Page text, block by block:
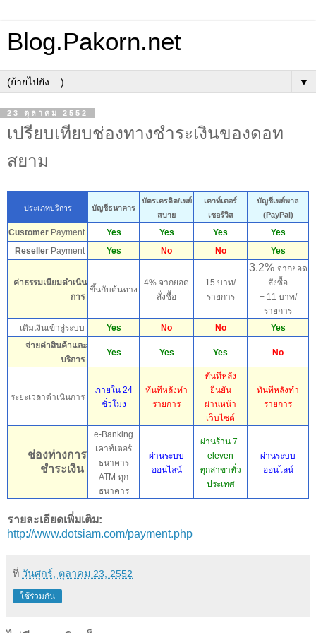
Blog.Pakorn.net
▼
23 ตุลาคม 2552
เปรียบเทียบช่องทางชำระเงินของดอท
สยาม
ประเภทบริการ บัญชีธนาคาร
บัตรเครดิต/เพย์
สบาย
เคาท์เตอร์
เซอร์วิส
บัญชีเพย์พาล
(PayPal)
Customer Payment Yes Yes Yes
Yes
Reseller Payment Yes No No Yes
ค่าธรรมเนียมดำเนิน
การ
ขึ้นกับต้นทาง
4% จากยอด
สั่งซื้อ
15 บาท/
รายการ
3.2% จากยอด
สั่งซื้อ
+ 11 บาท/
รายการ
เติมเงินเข้าสู่ระบบ
Yes No No
Yes
จ่ายค่าสินค้าและ
บริการ
Yes Yes Yes No
ระยะเวลาดำเนินการ
ภายใน 24
ชั่วโมง
ทันทีหลังทำ
รายการ
ทันทีหลัง
ยืนยัน
ผ่านหน้า
เว็บไซต์
ทันทีหลังทำ
รายการ
ช่องท่างการ
ชำระเงิน
e-Banking
เคาท์เตอร์
ธนาคาร
ATM ทุก
ธนาคาร
ผ่านระบบ
ออนไลน์
ผ่านร้าน 7-
eleven
ทุกสาขาทั่ว
ประเทศ
ผ่านระบบ
ออนไลน์
รายละเอียดเพิ่มเติม:
http://www.dotsiam.com/payment.php
ที่ วันศุกร์, ตุลาคม 23, 2552
ใช้ร่วมกัน